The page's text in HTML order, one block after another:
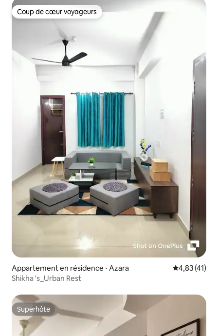
Coup de cœur voyageurs
Coup de cœur voyageurs
Appartement en résidence ⋅ Azara Évaluation
4,83 (41)
Shikha 's_Urban Rest
Superhôte
Superhôte